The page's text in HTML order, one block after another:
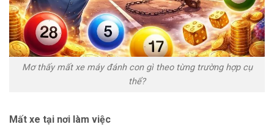
Mơ thấy mất xe máy đánh con gì theo từng trường hợp cụ
thể?
Mất xe tại nơi làm việc